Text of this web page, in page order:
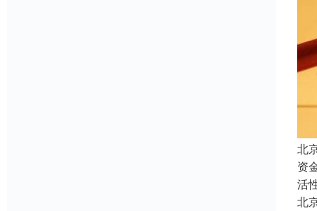
北
资
活
北